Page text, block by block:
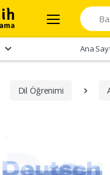
Search
Ana
Dil Öğrenimi